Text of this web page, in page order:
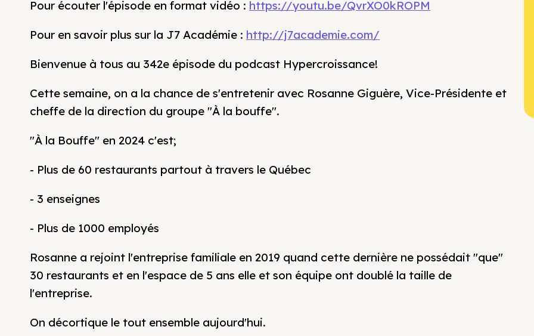
Pour écouter l'épisode en format vidéo : https://youtu.be/QvrXO0kROPM
Pour en savoir plus sur la J7 Académie : http://j7academie.com/
Bienvenue à tous au 342e épisode du podcast Hypercroissance!
Cette semaine, on a la chance de s'entretenir avec Rosanne Giguère, Vice-Présidente et
cheffe de la direction du groupe "À la bouffe".
"À la Bouffe" en 2024 c'est;
- Plus de 60 restaurants partout à travers le Québec
- 3 enseignes
- Plus de 1000 employés
Rosanne a rejoint l'entreprise familiale en 2019 quand cette dernière ne possédait "que"
30 restaurants et en l'espace de 5 ans elle et son équipe ont doublé la taille de
l'entreprise.
On décortique le tout ensemble aujourd'hui.